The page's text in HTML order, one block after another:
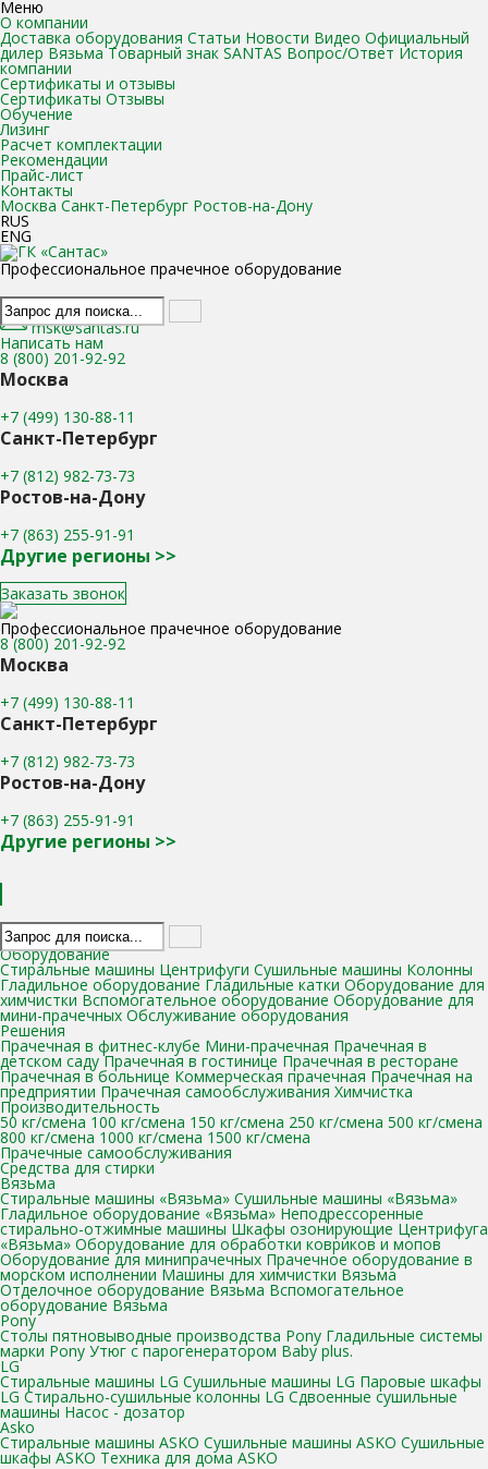
Меню
О компании
Доставка оборудования Статьи Новости Видео Официальный
дилер Вязьма Товарный знак SANTAS Вопрос/Ответ История
компании
Сертификаты и отзывы
Сертификаты Отзывы
Обучение
Лизинг
Расчет комплектации
Рекомендации
Прайс-лист
Контакты
Москва Санкт-Петербург Ростов-на-Дону
RUS
ENG
Профессиональное прачечное оборудование
msk@santas.ru
Написать нам
8 (800) 201-92-92
Москва
+7 (499) 130-88-11
Санкт-Петербург
+7 (812) 982-73-73
Ростов-на-Дону
+7 (863) 255-91-91
Другие регионы >>
Заказать звонок
Профессиональное прачечное оборудование
8 (800) 201-92-92
Москва
+7 (499) 130-88-11
Санкт-Петербург
+7 (812) 982-73-73
Ростов-на-Дону
+7 (863) 255-91-91
Другие регионы >>
Каталог
Оборудование
Стиральные машины Центрифуги Сушильные машины Колонны
Гладильное оборудование Гладильные катки Оборудование для
химчистки Вспомогательное оборудование Оборудование для
мини-прачечных Обслуживание оборудования
Решения
Прачечная в фитнес-клубе Мини-прачечная Прачечная в
детском саду Прачечная в гостинице Прачечная в ресторане
Прачечная в больнице Коммерческая прачечная Прачечная на
предприятии Прачечная самообслуживания Химчистка
Производительность
50 кг/смена 100 кг/смена 150 кг/смена 250 кг/смена 500 кг/смена
800 кг/смена 1000 кг/смена 1500 кг/смена
Прачечные самообслуживания
Средства для стирки
Вязьма
Стиральные машины «Вязьма» Сушильные машины «Вязьма»
Гладильное оборудование «Вязьма» Неподрессоренные
стирально-отжимные машины Шкафы озонирующие Центрифуга
«Вязьма» Оборудование для обработки ковриков и мопов
Оборудование для минипрачечных Прачечное оборудование в
морском исполнении Машины для химчистки Вязьма
Отделочное оборудование Вязьма Вспомогательное
оборудование Вязьма
Pony
Столы пятновыводные производства Pony Гладильные системы
марки Pony Утюг с парогенератором Baby plus.
LG
Стиральные машины LG Сушильные машины LG Паровые шкафы
LG Стирально-сушильные колонны LG Сдвоенные сушильные
машины Насос - дозатор
Asko
Стиральные машины ASKO Сушильные машины ASKO Сушильные
шкафы ASKO Техника для дома ASKO